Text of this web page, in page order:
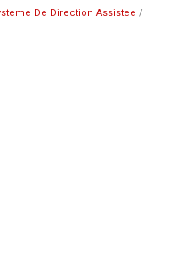
De Direction Assistee /